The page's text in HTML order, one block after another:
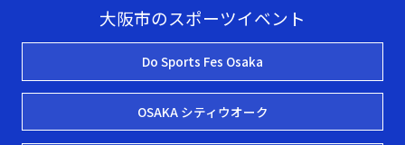
大阪市のスポーツイベント
Do Sports Fes Osaka
OSAKA シティウオーク